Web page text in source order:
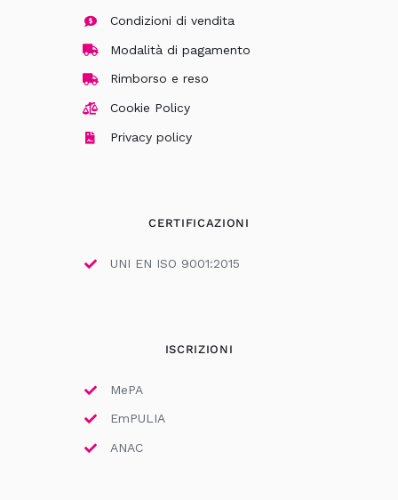
Condizioni di vendita
Modalità di pagamento
Rimborso e reso
Cookie Policy
Privacy policy
CERTIFICAZIONI
UNI EN ISO 9001:2015
ISCRIZIONI
MePA
EmPULIA
ANAC